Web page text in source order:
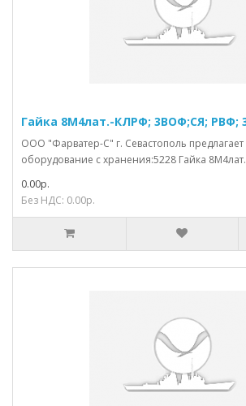
Гайка 8М4лат.-КЛРФ; 3ВОФ;СЯ; РВФ;
ООО "Фарватер-С" г. Севастополь предлагает
оборудование с хранения:5228 Гайка
0.00р.
Без НДС: 0.00р.